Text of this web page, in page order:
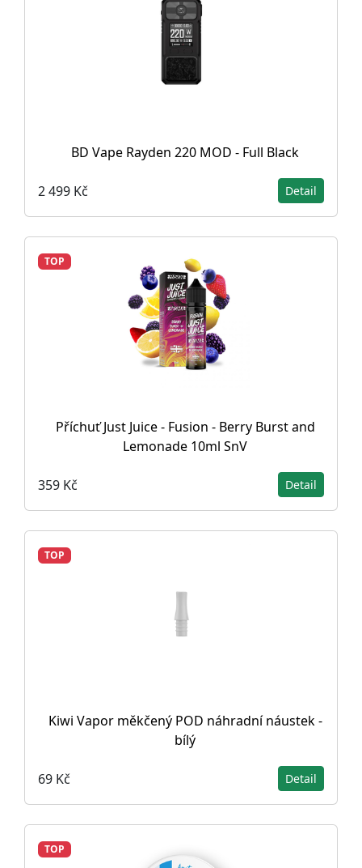
BD Vape Rayden 220 MOD - Full Black
2 499 Kč Detail
TOP
Příchuť Just Juice - Fusion - Berry Burst and
Lemonade 10ml SnV
359 Kč Detail
TOP
Kiwi Vapor měkčený POD náhradní náustek -
bílý
69 Kč Detail
TOP